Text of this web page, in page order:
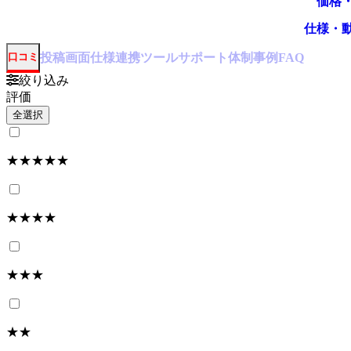
仕様・
口コミ 投稿画面仕様連携ツールサポート体制 事例FAQ
絞り込み
評価
全選択
★★★★★
★★★★
★★★
★★